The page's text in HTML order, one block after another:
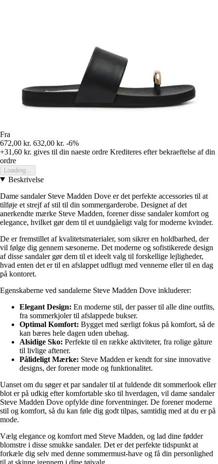
Fra
672,00 kr. 632,00 kr. -6%
+31,60 kr. gives til din naeste ordre Krediteres efter bekraeftelse af din
ordre
Loading...
Beskrivelse
Dame sandaler Steve Madden Dove er det perfekte accessories til at
tilføje et strejf af stil til din sommergarderobe. Designet af det
anerkendte mærke Steve Madden, forener disse sandaler komfort og
elegance, hvilket gør dem til et uundgåeligt valg for moderne kvinder.
De er fremstillet af kvalitetsmaterialer, som sikrer en holdbarhed, der
vil følge dig gennem sæsonerne. Det moderne og sofistikerede design
af disse sandaler gør dem til et ideelt valg til forskellige lejligheder,
hvad enten det er til en afslappet udflugt med vennerne eller til en dag
på kontoret.
Egenskaberne ved sandalerne Steve Madden Dove inkluderer:
Elegant Design: En moderne stil, der passer til alle dine outfits,
fra sommerkjoler til afslappede bukser.
Optimal Komfort: Bygget med særligt fokus på komfort, så de
kan bæres hele dagen uden ubehag.
Alsidige Sko: Perfekte til en række aktiviteter, fra rolige gåture
til livlige aftener.
Pålideligt Mærke: Steve Madden er kendt for sine innovative
designs, der forener mode og funktionalitet.
Uanset om du søger et par sandaler til at fuldende dit sommerlook eller
blot er på udkig efter komfortable sko til hverdagen, vil dame sandaler
Steve Madden Dove opfylde dine forventninger. De forener moderne
stil og komfort, så du kan føle dig godt tilpas, samtidig med at du er på
mode.
Vælg elegance og komfort med Steve Madden, og lad dine fødder
blomstre i disse smukke sandaler. Det er det perfekte tidspunkt at
forkæle dig selv med denne sommermust-have og få din personlighed
til at skinne igennem i dine tøjvalg.